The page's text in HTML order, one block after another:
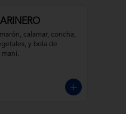
calamar, concha,
y bola de
maní.